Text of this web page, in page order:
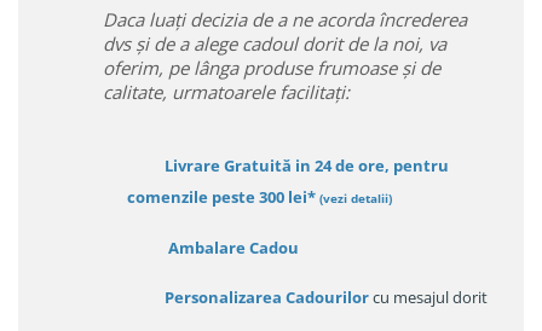
Daca luați decizia de a ne acorda încrederea
dvs și de a alege cadoul dorit de la noi, va
oferim, pe lânga produse frumoase și de
calitate, urmatoarele facilitați:
Livrare Gratuită in 24 de ore, pentru
comenzile peste 300 lei* (vezi detalii)
Ambalare Cadou
Personalizarea Cadourilorcu mesajul dorit